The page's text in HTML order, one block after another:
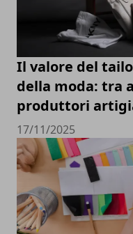
Il valore del
della moda: tra
produttori
17/11/2025